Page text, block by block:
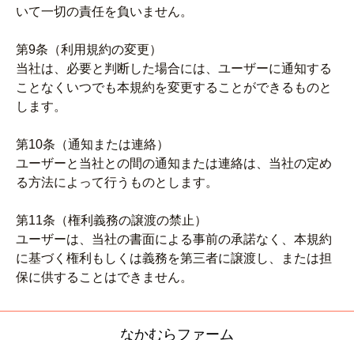
いて一切の責任を負いません。
第9条（利用規約の変更）
当社は、必要と判断した場合には、ユーザーに通知する
ことなくいつでも本規約を変更することができるものと
します。
第10条（通知または連絡）
ユーザーと当社との間の通知または連絡は、当社の定め
る方法によって行うものとします。
第11条（権利義務の譲渡の禁止）
ユーザーは、当社の書面による事前の承諾なく、本規約
に基づく権利もしくは義務を第三者に譲渡し、または担
保に供することはできません。
なかむらファーム